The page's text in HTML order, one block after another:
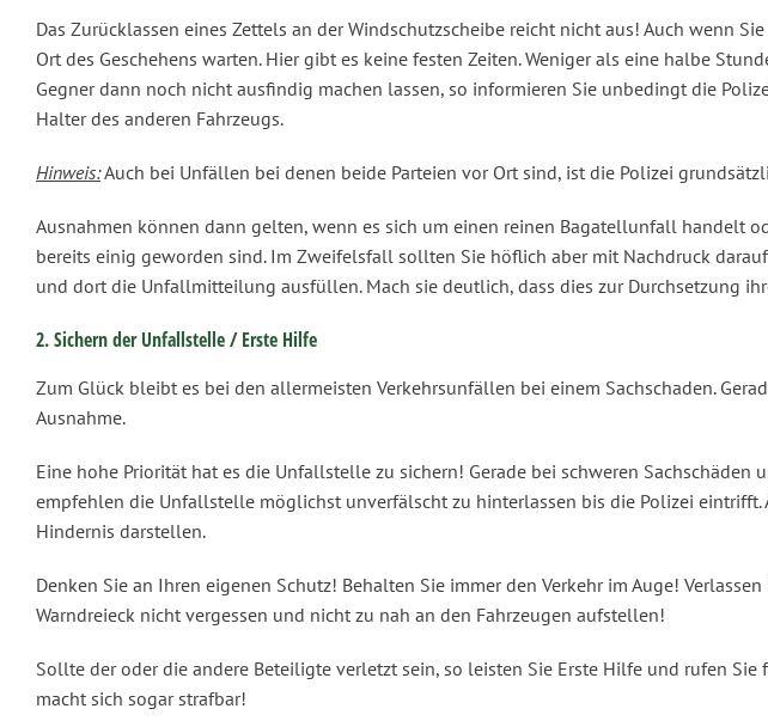
Das Zurücklassen eines Zettels an der Windschutzscheibe reicht nicht aus! Auch wenn
Ort des Geschehens warten. Hier gibt es keine festen Zeiten. Weniger als eine halbe
Gegner dann noch nicht ausfindig machen lassen, so informieren Sie unbedingt die
Halter des anderen Fahrzeugs.
Hinweis:Auch bei Unfällen bei denen beide Parteien vor Ort sind, ist die Polizei
Ausnahmen können dann gelten, wenn es sich um einen reinen Bagatellunfall handelt
bereits einig geworden sind. Im Zweifelsfall sollten Sie höflich aber mit Nachdruck
und dort die Unfallmitteilung ausfüllen. Mach sie deutlich, dass dies zur Durchsetzung
2. Sichern der Unfallstelle / Erste Hilfe
Zum Glück bleibt es bei den allermeisten Verkehrsunfällen bei einem Sachschaden.
Ausnahme.
Eine hohe Priorität hat es die Unfallstelle zu sichern! Gerade bei schweren
empfehlen die Unfallstelle möglichst unverfälscht zu hinterlassen bis die Polizei eintrifft.
Hindernis darstellen.
Denken Sie an Ihren eigenen Schutz! Behalten Sie immer den Verkehr im Auge!
Warndreieck nicht vergessen und nicht zu nah an den Fahrzeugen aufstellen!
Sollte der oder die andere Beteiligte verletzt sein, so leisten Sie Erste Hilfe und rufen
macht sich sogar strafbar!